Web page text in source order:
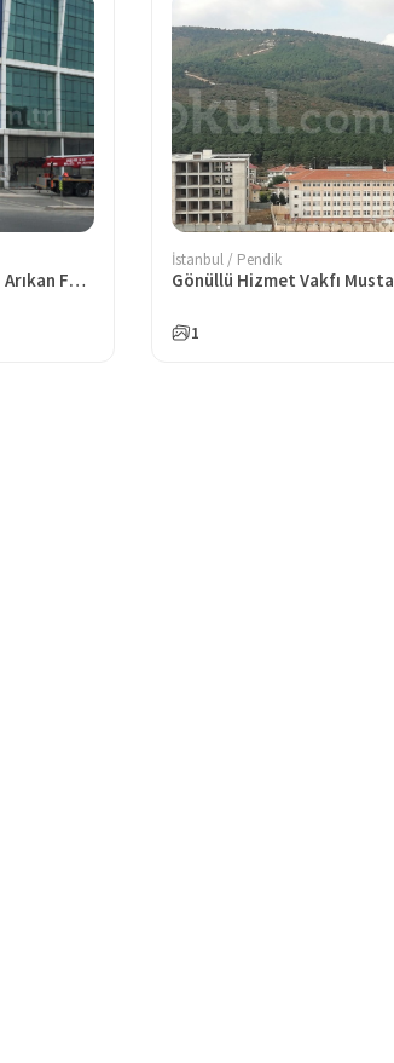
Özel Kurtköy Nazmi Arıkan Fen Bilimleri Fen Lisesi
İstanbul / Pendik
1